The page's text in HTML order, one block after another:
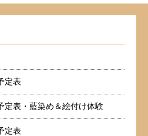
定表
表・藍染め＆絵付け体験
定表